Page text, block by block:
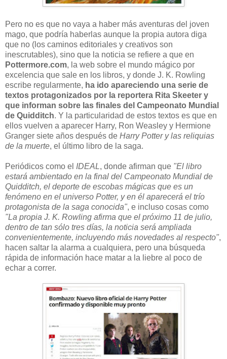
Pero no es que no vaya a haber más aventuras del joven
mago, que podría haberlas aunque la propia autora diga
que no (los caminos editoriales y creativos son
inescrutables), sino que la noticia se refiere a que en
Pottermore.com, la web sobre el mundo mágico por
excelencia que sale en los libros, y donde J. K. Rowling
escribe regularmente, ha ido apareciendo una serie de
textos protagonizados por la reportera Rita Skeeter y
que informan sobre las finales del Campeonato Mundial
de Quidditch. Y la particularidad de estos textos es que en
ellos vuelven a aparecer Harry, Ron Weasley y Hermione
Granger siete años después de Harry Potter y las reliquias
de la muerte, el último libro de la saga.
Periódicos como el IDEAL, donde afirman que "El libro
estará ambientado en la final del Campeonato Mundial de
Quidditch, el deporte de escobas mágicas que es un
fenómeno en el universo Potter, y en él aparecerá el trío
protagonista de la saga conocida", e incluso cosas como
"La propia J. K. Rowling afirma que el próximo 11 de julio,
dentro de tan sólo tres días, la noticia será ampliada
convenientemente, incluyendo más novedades al respecto",
hacen saltar la alarma a cualquiera, pero una búsqueda
rápida de información hace matar a la liebre al poco de
echar a correr.